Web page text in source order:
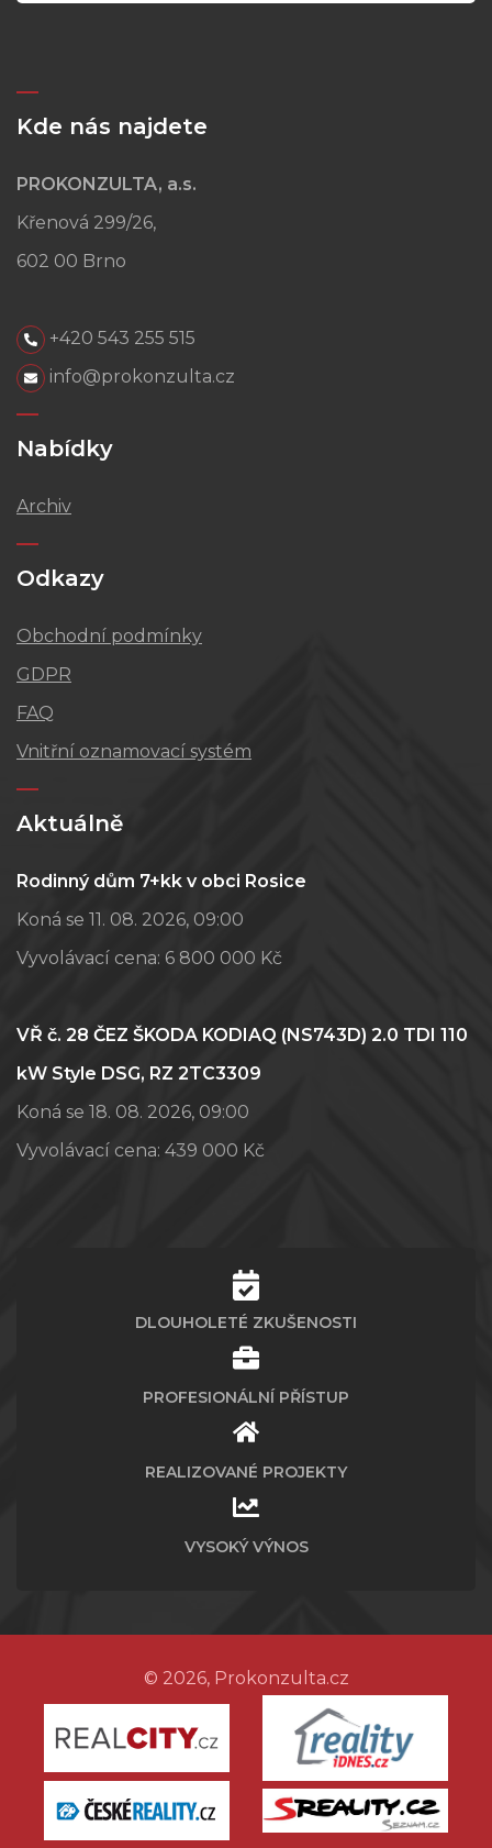
Kde nás najdete
PROKONZULTA, a.s.
Křenová 299/26,
602 00 Brno
+420 543 255 515
info@prokonzulta.cz
Nabídky
Archiv
Odkazy
Obchodní podmínky
GDPR
FAQ
Vnitřní oznamovací systém
Aktuálně
Rodinný dům 7+kk v obci Rosice
Koná se 11. 08. 2026, 09:00
Vyvolávací cena: 6 800 000 Kč
VŘ č. 28 ČEZ ŠKODA KODIAQ (NS743D) 2.0 TDI 110
kW Style DSG, RZ 2TC3309
Koná se 18. 08. 2026, 09:00
Vyvolávací cena: 439 000 Kč
DLOUHOLETÉ ZKUŠENOSTI
PROFESIONÁLNÍ PŘÍSTUP
REALIZOVANÉ PROJEKTY
VYSOKÝ VÝNOS
© 2026, Prokonzulta.cz